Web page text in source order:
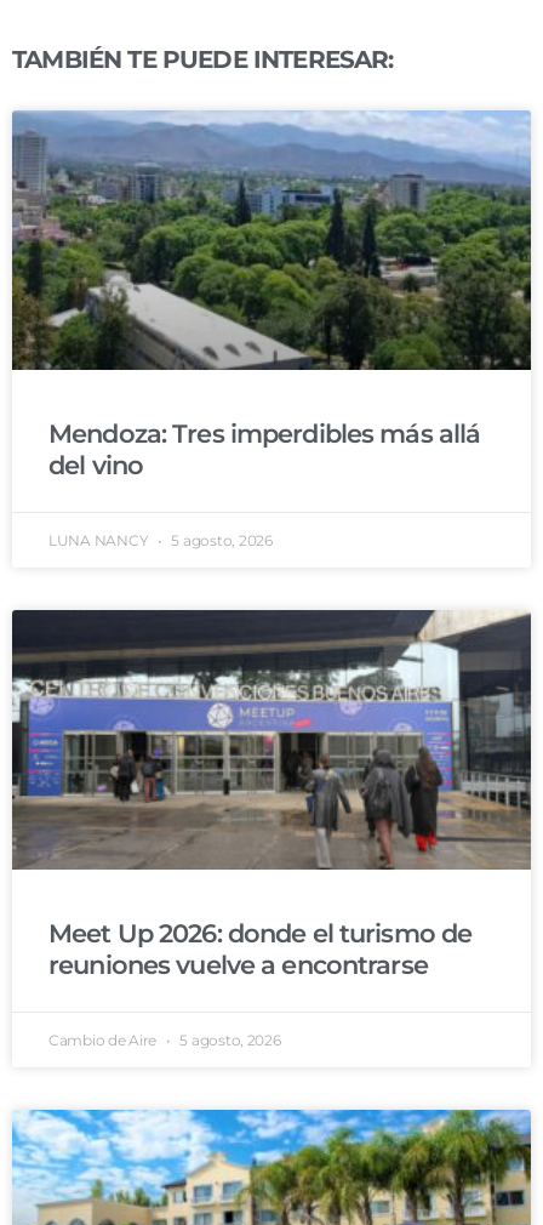
TAMBIÉN TE PUEDE INTERESAR:
Mendoza: Tres imperdibles más allá
del vino
LUNA NANCY 5 agosto, 2026
Meet Up 2026: donde el turismo de
reuniones vuelve a encontrarse
Cambio de Aire 5 agosto, 2026